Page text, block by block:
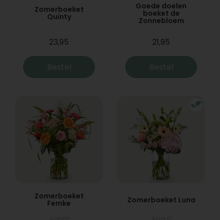
Zomerboeket
Quinty
23,95
Bestel
Goede doelen
boeket de
Zonnebloem
21,95
Bestel
Zomerboeket
Femke Zomerboeket Luna